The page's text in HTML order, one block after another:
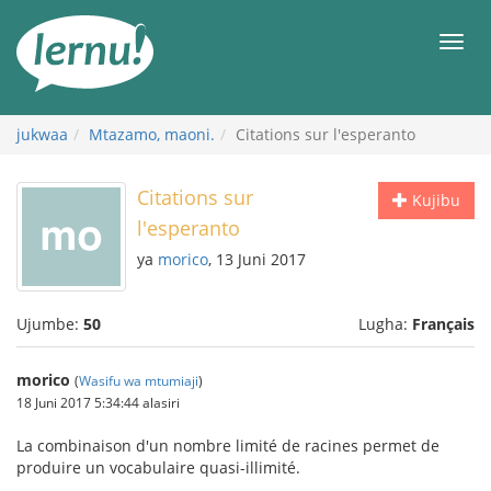
maudhui
jukwaa Mtazamo, maoni. Citations sur l'esperanto
Kujibu
Citations sur
l'esperanto
ya morico, 13 Juni 2017
Ujumbe: 50 Lugha: Français
morico (Wasifu wa mtumiaji)
18 Juni 2017 5:34:44 alasiri
La combinaison d'un nombre limité de racines permet de
produire un vocabulaire quasi-illimité.